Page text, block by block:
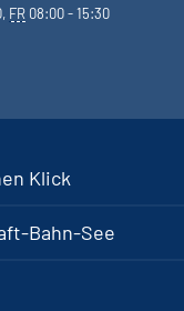
FR 08:00 - 15:30
Klick
Bahn-See